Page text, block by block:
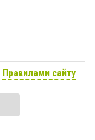
Правилами сайту